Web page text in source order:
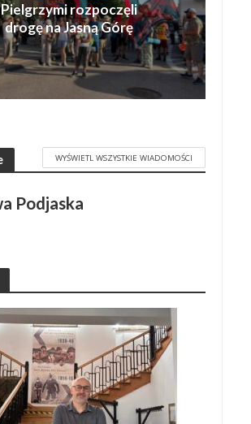
Pielgrzymi rozpoczęli
drogę na Jasną Górę
WYŚWIETL WSZYSTKIE WIADOMOŚCI
Podjaska